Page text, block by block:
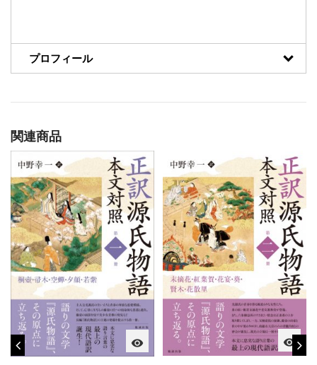
プロフィール
関連商品
visibility visibility